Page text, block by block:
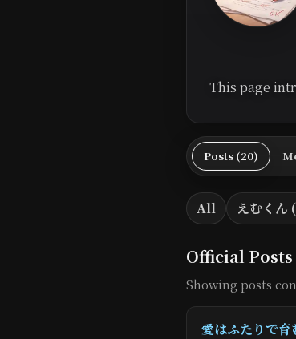
This page
Posts (20)
All えむくん
Official Posts
Showing posts
愛はふたりで育